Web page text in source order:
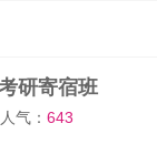
研寄宿班
人气：643